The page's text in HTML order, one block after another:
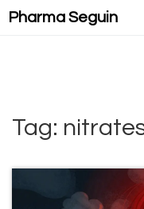
Pharma Seguin
Tag: